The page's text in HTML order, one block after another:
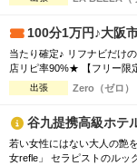
ース 100分14000円 出張ラージオイルコース 100分17000円 ※指名は＋1000円 ※
100分1万円♪大阪
当たり確定♪ リフナビだけのフリーイベント 何度も使えるフリー限定コース♪ ★お
店リピ率90%★ 【フリー限定割引・
0,000円！！ ※5,000円OFF！！ ご予約時に「リフナビ見た」とお伝えく
2名様以上も大歓迎！ ※フ
出張 Zero（ゼロ）
谷九提携高級ホテ
若い女性にはない大人の艶
女refle」 セラピストのルッ